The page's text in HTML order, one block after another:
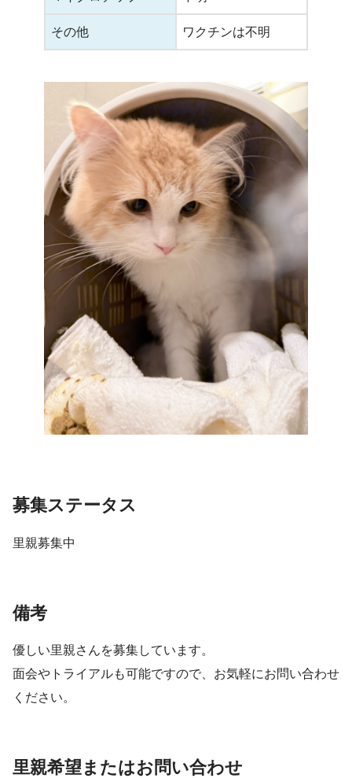
その他 ワクチンは不明
募集ステータス
里親募集中
備考
優しい里親さんを募集しています。
面会やトライアルも可能ですので、お気軽にお問い合わせ
ください。
里親希望またはお問い合わせ